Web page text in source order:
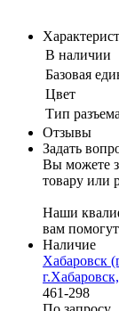
В наличии
Базовая
Цвет
Тип разъема
Отзывы
Задать
Вы можете
товару или
Наши
вам
Наличие
Хабаровск
461-298